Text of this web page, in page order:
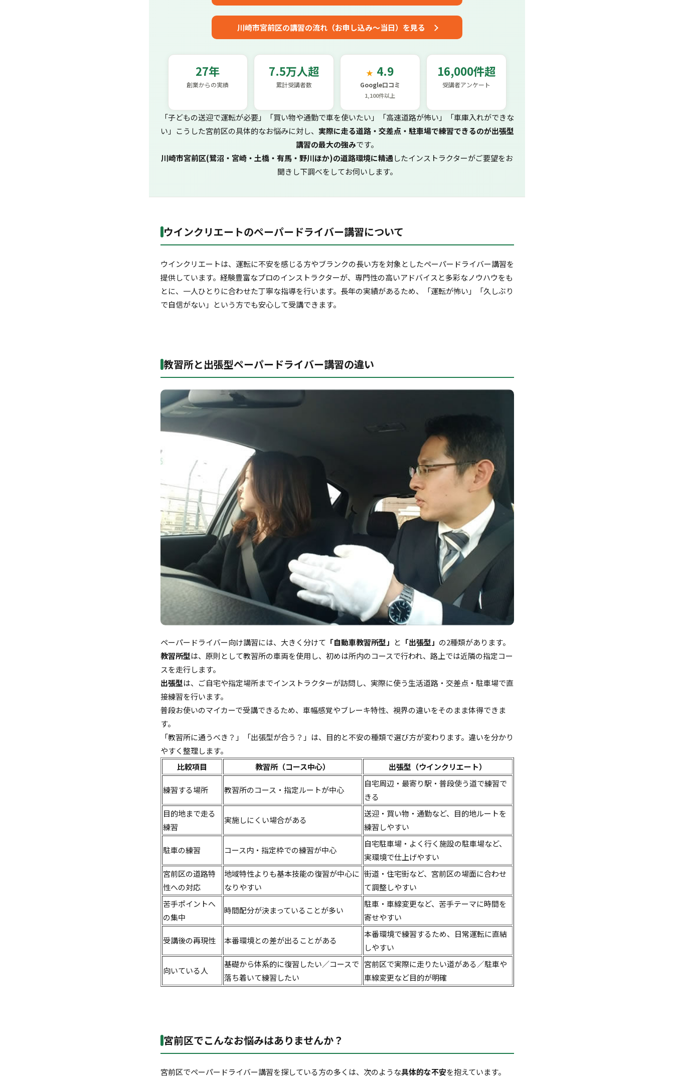
川崎市宮前区の講習の流れ（お申し込み～当日）を見る
27年
創業からの実績
7.5万人超
累計受講者数
★ 4.9
Google口コミ
1,100件以上
16,000件超
受講者アンケート
「子どもの送迎で運転が必要」「買い物や通勤で車を使いたい」「高速道路が怖い」「車庫入れができな
い」こうした宮前区の具体的なお悩みに対し、 実際に走る道路・交差点・駐車場で練習できるのが出張型
講習の最大の強みです。
川崎市宮前区(鷺沼・宮崎・土橋・有馬・野川ほか)の道路環境に精通したインストラクターがご要望をお
聞きし下調べをしてお伺いします。
ウインクリエートのペーパードライバー講習について
ウインクリエートは、運転に不安を感じる方やブランクの長い方を対象としたペーパードライバー講習を
提供しています。経験豊富なプロのインストラクターが、専門性の高いアドバイスと多彩なノウハウをも
とに、一人ひとりに合わせた丁寧な指導を行います。長年の実績があるため、「運転が怖い」「久しぶり
で自信がない」という方でも安心して受講できます。
教習所と出張型ペーパードライバー講習の違い
ペーパードライバー向け講習には、大きく分けて 「自動車教習所型」 と 「出張型」 の2種類があります。
教習所型は、原則として教習所の車両を使用し、初めは所内のコースで行われ、路上では近隣の指定コー
スを走行します。
出張型は、ご自宅や指定場所までインストラクターが訪問し、実際に使う生活道路・交差点・駐車場で直
接練習を行います。
普段お使いのマイカーで受講できるため、車幅感覚やブレーキ特性、視界の違いをそのまま体得できま
す。
「教習所に通うべき？」「出張型が合う？」は、目的と不安の種類で選び方が変わります。違いを分かり
やすく整理します。
比較項目
教習所（コース中心） 出張型（ウインクリエート）
練習する場所 教習所のコース・指定ルートが中心
自宅周辺・最寄り駅・普段使う道で練習で
きる
目的地まで走る
練習
実施しにくい場合がある
送迎・買い物・通勤など、目的地ルートを
練習しやすい
駐車の練習 コース内・指定枠での練習が中心
自宅駐車場・よく行く施設の駐車場など、
実環境で仕上げやすい
宮前区の道路特
性への対応
地域特性よりも基本技能の復習が中心に
なりやすい
街道・住宅街など、宮前区の場面に合わせ
て調整しやすい
苦手ポイントへ
の集中
時間配分が決まっていることが多い
駐車・車線変更など、苦手テーマに時間を
寄せやすい
受講後の再現性 本番環境との差が出ることがある
本番環境で練習するため、日常運転に直結
しやすい
向いている人
基礎から体系的に復習したい／コースで
落ち着いて練習したい
宮前区で実際に走りたい道がある／駐車や
車線変更など目的が明確
宮前区でこんなお悩みはありませんか？
宮前区でペーパードライバー講習を探している方の多くは、次のような具体的な不安を抱えています。